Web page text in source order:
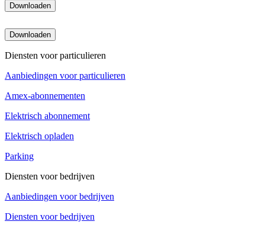
Downloaden
Downloaden
Diensten voor particulieren
Aanbiedingen voor particulieren
Amex-abonnementen
Elektrisch abonnement
Elektrisch opladen
Parking
Diensten voor bedrijven
Aanbiedingen voor bedrijven
Diensten voor bedrijven